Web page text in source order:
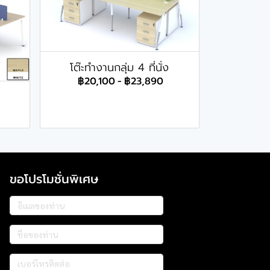
โต๊ะทำงานกลุ่ม 4 ที่นั่ง
฿20,100- ฿23,890
ขอโปรโมชั่นพิเศษ